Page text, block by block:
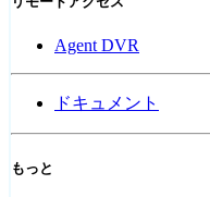
Agent DVR
ドキュメント
もっと